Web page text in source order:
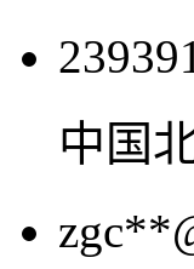
中国